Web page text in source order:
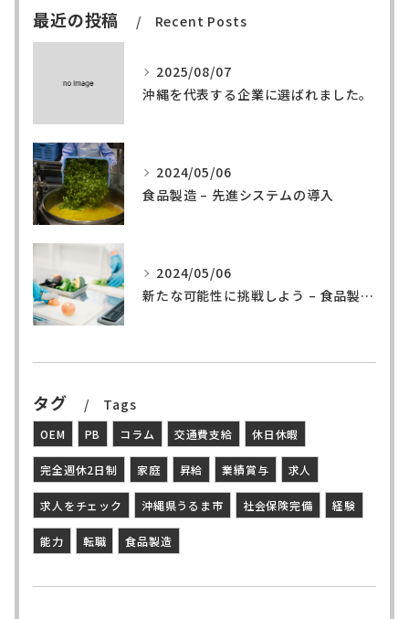
最近の投稿 Recent Posts
2025/08/07
沖縄を代表する企業に選ばれました。
2024/05/06
食品製造 – 先進システムの導入
2024/05/06
新たな可能性に挑戦しよう – 食品製造の世界へ
タグ Tags
OEM PB コラム 交通費支給 休日休暇
完全週休2日制 家庭 昇給 業績賞与 求人
求人をチェック 沖縄県うるま市 社会保険完備 経験
能力 転職 食品製造